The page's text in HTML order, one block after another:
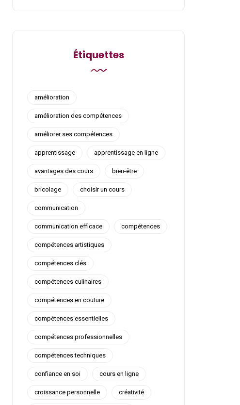
Étiquettes
amélioration
amélioration des compétences
améliorer ses compétences
apprentissage apprentissage en ligne
avantages des cours bien-être
bricolage choisir un cours
communication
communication efficace compétences
compétences artistiques
compétences clés
compétences culinaires
compétences en couture
compétences essentielles
compétences professionnelles
compétences techniques
confiance en soi cours en ligne
croissance personnelle créativité